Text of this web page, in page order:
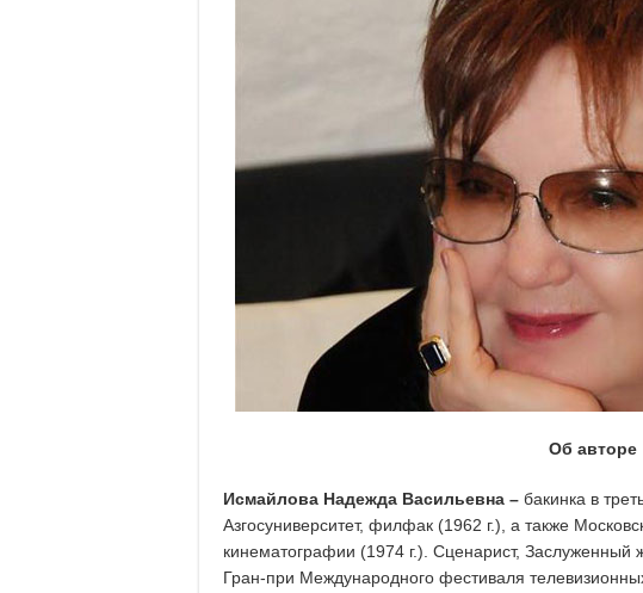
Об авторе
Исмайлова Надежда Васильевна – бакинка в
Азгосуниверситет, филфак (1962 г.), а также
кинематографии (1974 г.). Сценарист,
Гран-при Международного фестиваля